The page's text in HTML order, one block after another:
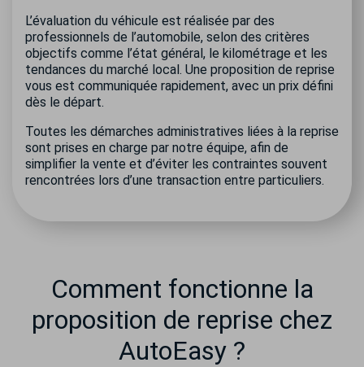
L’évaluation du véhicule est réalisée par des
professionnels de l’automobile, selon des critères
objectifs comme l’état général, le kilométrage et les
tendances du marché local. Une proposition de reprise
vous est communiquée rapidement, avec un prix défini
dès le départ.
Toutes les démarches administratives liées à la reprise
sont prises en charge par notre équipe, afin de
simplifier la vente et d’éviter les contraintes souvent
rencontrées lors d’une transaction entre particuliers.
Comment fonctionne la
proposition de reprise chez
AutoEasy ?